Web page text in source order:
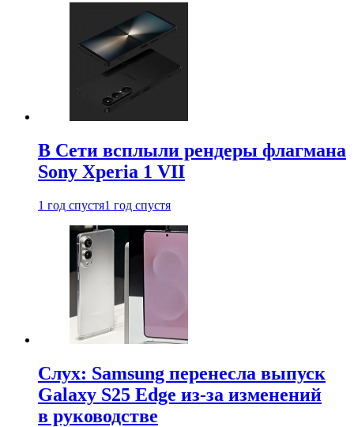
В Сети всплыли рендеры флагмана
Sony Xperia 1 VII
1 год спустя1 год спустя
Слух: Samsung перенесла выпуск
Galaxy S25 Edge из-за изменений
в руководстве